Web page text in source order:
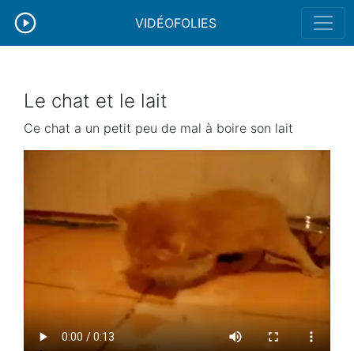
VIDÉOFOLIES
Le chat et le lait
Ce chat a un petit peu de mal à boire son lait